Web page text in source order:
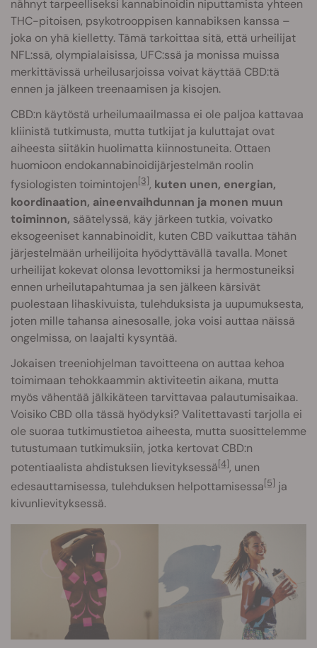
nähnyt tarpeelliseksi kannabinoidin niputtamista yhteen
THC-pitoisen, psykotrooppisen kannabiksen kanssa –
joka on yhä kielletty. Tämä tarkoittaa sitä, että urheilijat
NFL:ssä, olympialaisissa, UFC:ssä ja monissa muissa
merkittävissä urheilusarjoissa voivat käyttää CBD:tä
ennen ja jälkeen treenaamisen ja kisojen.
CBD:n käytöstä urheilumaailmassa ei ole paljoa kattavaa
kliinistä tutkimusta, mutta tutkijat ja kuluttajat ovat
aiheesta siitäkin huolimatta kiinnostuneita. Ottaen
huomioon endokannabinoidijärjestelmän roolin
fysiologisten toimintojen[3], kuten unen, energian,
koordinaation, aineenvaihdunnan ja monen muun
toiminnon, säätelyssä, käy järkeen tutkia, voivatko
eksogeeniset kannabinoidit, kuten CBD vaikuttaa tähän
järjestelmään urheilijoita hyödyttävällä tavalla. Monet
urheilijat kokevat olonsa levottomiksi ja hermostuneiksi
ennen urheilutapahtumaa ja sen jälkeen kärsivät
puolestaan lihaskivuista, tulehduksista ja uupumuksesta,
joten mille tahansa ainesosalle, joka voisi auttaa näissä
ongelmissa, on laajalti kysyntää.
Jokaisen treeniohjelman tavoitteena on auttaa kehoa
toimimaan tehokkaammin aktiviteetin aikana, mutta
myös vähentää jälkikäteen tarvittavaa palautumisaikaa.
Voisiko CBD olla tässä hyödyksi? Valitettavasti tarjolla ei
ole suoraa tutkimustietoa aiheesta, mutta suosittelemme
tutustumaan tutkimuksiin, jotka kertovat CBD:n
potentiaalista ahdistuksen lievityksessä[4], unen
edesauttamisessa, tulehduksen helpottamisessa[5] ja
kivunlievityksessä.